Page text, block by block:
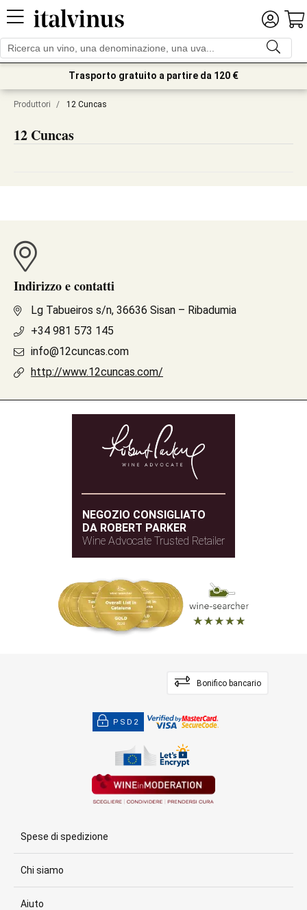
Trasporto gratuito a partire da 120 €
Produttori / 12 Cuncas
12 Cuncas
Indirizzo e contatti
Lg Tabueiros s/n, 36636 Sisan – Ribadumia
+34 981 573 145
info@12cuncas.com
http://www.12cuncas.com/
NEGOZIO CONSIGLIATO
DA ROBERT PARKER
Wine Advocate Trusted Retailer
Bonifico bancario
PSD2
Spese di spedizione
Chi siamo
Aiuto